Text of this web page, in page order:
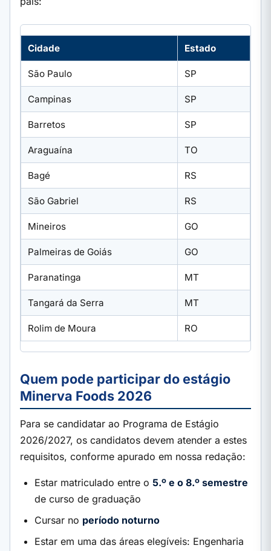
Cidade Estado
São Paulo SP
Campinas SP
Barretos SP
Araguaína TO
Bagé RS
São Gabriel RS
Mineiros GO
Palmeiras de Goiás GO
Paranatinga MT
Tangará da Serra MT
Rolim de Moura RO
Quem pode participar do estágio
Minerva Foods 2026
Para se candidatar ao Programa de Estágio
2026/2027, os candidatos devem atender a estes
requisitos, conforme apurado em nossa redação:
Estar matriculado entre o 5.º e o 8.º semestre
de curso de graduação
Cursar no período noturno
Estar em uma das áreas elegíveis: Engenharia